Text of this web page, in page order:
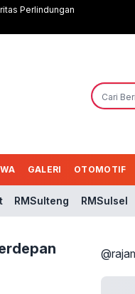
Perlindungan
GALERI OTOMOTIF
RMSulteng RMSulsel